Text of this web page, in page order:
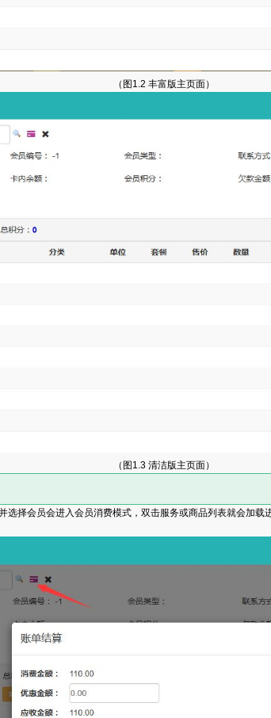
（图1.2 丰富版主页面）
（图1.3 清洁版主页面）
选择会员会进入会员消费模式，双击服务或商品列表就会加